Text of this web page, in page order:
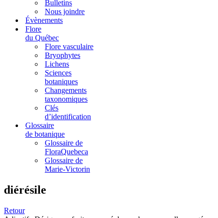
Bulletins
Nous joindre
Évènements
Flore
du Québec
Flore vasculaire
Bryophytes
Lichens
Sciences
botaniques
Changements
taxonomiques
Clés
d’identification
Glossaire
de botanique
Glossaire de
FloraQuebeca
Glossaire de
Marie-Victorin
diérésile
Retour